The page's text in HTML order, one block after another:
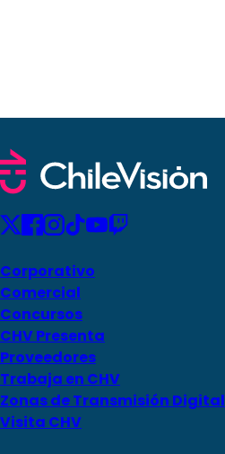
Corporativo
Comercial
Concursos
CHV Presenta
Proveedores
Trabaja en CHV
Zonas de Transmisión Digital
Visita CHV